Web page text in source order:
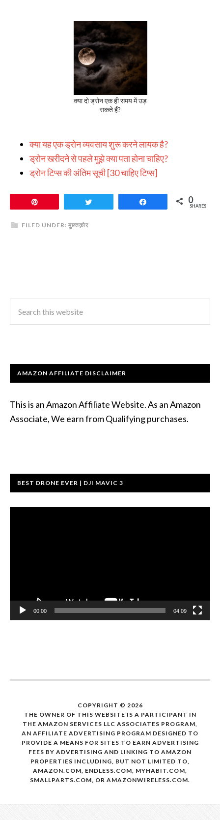
क्या दो ड्रोन एक ही समय में उड़
सकते हैं?
क्या यह एक ड्रोन व्यवसाय शुरू करने लायक है?
ड्रोन खरीदने से पहले मुझे क्या पता होना चाहिए?
ड्रोन टिप्स की अंतिम सूची [30 चाहिए टिप्स]
0
SHARES
FILED UNDER: मुफ़्तक़ोर
AMAZON AFFILIATE DISCLAIMER
This is an Amazon Affiliate Website. As an Amazon
Associate, We earn from Qualifying purchases.
BEST DRONE EVER | DJI MAVIC 3
00:00 04:09
COPYRIGHT © 2026
THE OWNER OF THIS WEBSITE IS A PARTICIPANT IN
THE AMAZON SERVICES LLC ASSOCIATES PROGRAM,
AN AFFILIATE ADVERTISING PROGRAM DESIGNED TO
PROVIDE A MEANS FOR SITES TO EARN ADVERTISING
FEES BY ADVERTISING AND LINKING TO AMAZON
PROPERTIES INCLUDING, BUT NOT LIMITED TO,
AMAZON.COM, ENDLESS.COM, MYHABIT.COM,
SMALLPARTS.COM, OR AMAZONWIRELESS.COM.